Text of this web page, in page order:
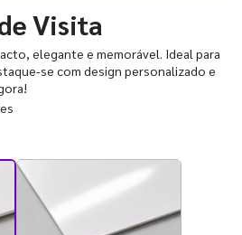
Visita
elegante e memorável. Ideal para
se com design personalizado e